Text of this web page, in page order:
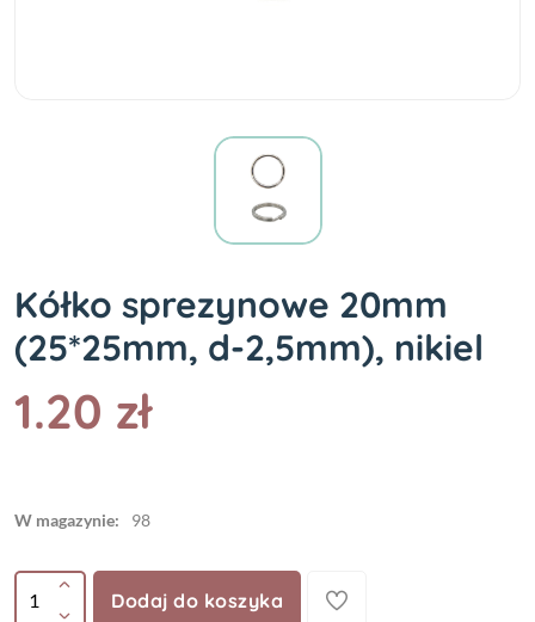
Kółko sprezynowe 20mm
(25*25mm, d-2,5mm), nikiel
1.20 zł
W magazynie: 98
Dodaj do koszyka